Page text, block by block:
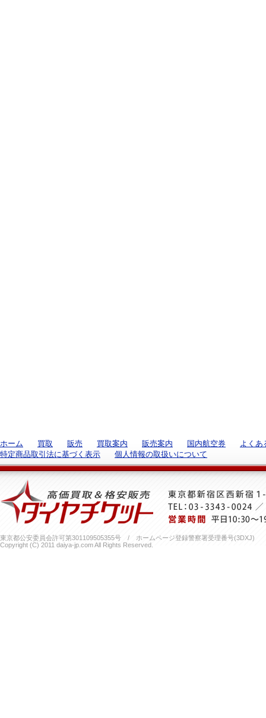
ホーム 買取 販売 買取案内 販売案内 国内航空券
よくあ
特定商品取引法に基づく表示
個人情報の取扱いについて
東京都公安委員会許可第301109505355号 / ホームページ登録警察署受理番号(3DXJ)
Copyright (C) 2011 daiya-jp.com All Rights Reserved.